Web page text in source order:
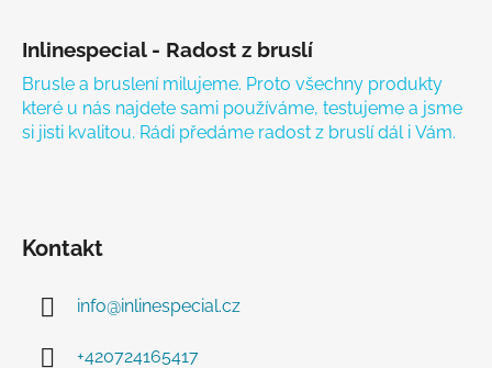
Inlinespecial - Radost z bruslí
Brusle a bruslení milujeme. Proto všechny produkty
které u nás najdete sami používáme, testujeme a jsme
si jisti kvalitou. Rádi předáme radost z bruslí dál i Vám.
Kontakt
info@inlinespecial.cz
+420724165417